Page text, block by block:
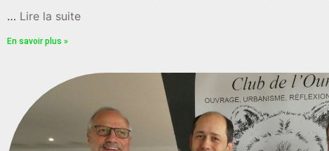
… Lire la suite
En savoir plus »